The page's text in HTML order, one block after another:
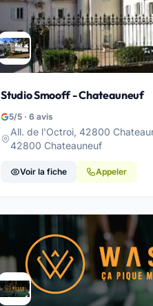
Studio Smooff - Chateauneuf
5/5 · 6 avis
All. de l'Octroi, 42800
42800 Chateauneuf
Voir la fiche Appeler